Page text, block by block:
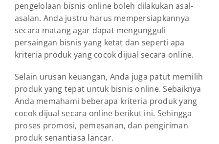
pengelolaan bisnis online boleh dilakukan asal-
asalan. Anda justru harus mempersiapkannya
secara matang agar dapat mengungguli
persaingan bisnis yang ketat dan seperti apa
kriteria produk yang cocok dijual secara online.
Selain urusan keuangan, Anda juga patut memilih
produk yang tepat untuk bisnis online. Sebaiknya
Anda memahami beberapa kriteria produk yang
cocok dijual secara online berikut ini. Sehingga
proses promosi, pemesanan, dan pengiriman
produk senantiasa lancar.